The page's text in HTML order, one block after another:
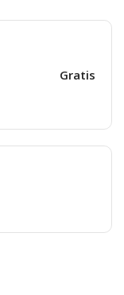
Gratis